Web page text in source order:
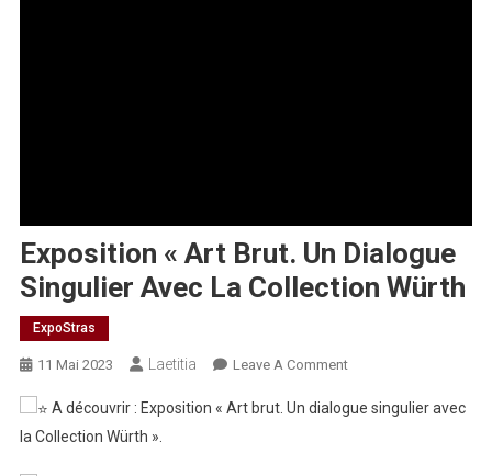
Exposition « Art Brut. Un Dialogue
Singulier Avec La Collection Würth
ExpoStras
11 Mai 2023 Laetitia Leave A CommentOn
« Art
A découvrir : Exposition « Art brut. Un dialogue singulier avec
la Collection Würth ».